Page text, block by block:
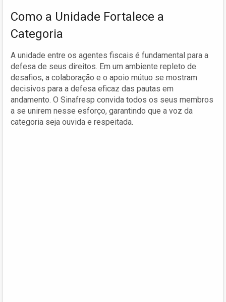
Como a Unidade Fortalece a
Categoria
A unidade entre os agentes fiscais é fundamental para a
defesa de seus direitos. Em um ambiente repleto de
desafios, a colaboração e o apoio mútuo se mostram
decisivos para a defesa eficaz das pautas em
andamento. O Sinafresp convida todos os seus membros
a se unirem nesse esforço, garantindo que a voz da
categoria seja ouvida e respeitada.